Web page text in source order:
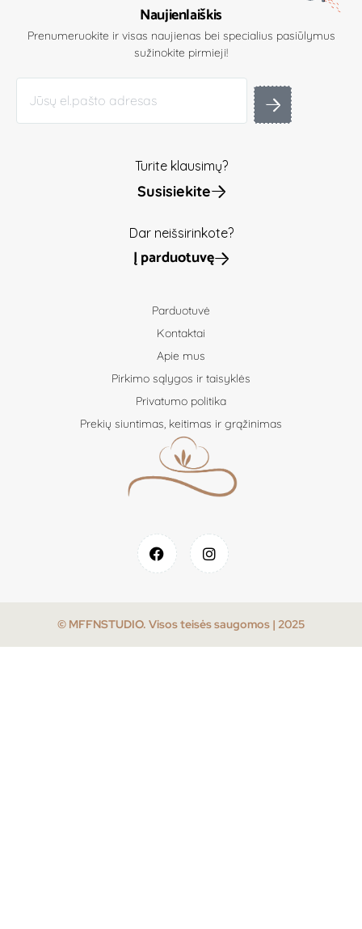
Naujienlaiškis
Prenumeruokite ir visas naujienas bei specialius pasiūlymus
sužinokite pirmieji!
Turite klausimų?
Susisiekite
Dar neišsirinkote?
Į parduotuvę
Parduotuvė
Kontaktai
Apie mus
Pirkimo sąlygos ir taisyklės
Privatumo politika
Prekių siuntimas, keitimas ir grąžinimas
© MFFNSTUDIO. Visos teisės saugomos | 2025